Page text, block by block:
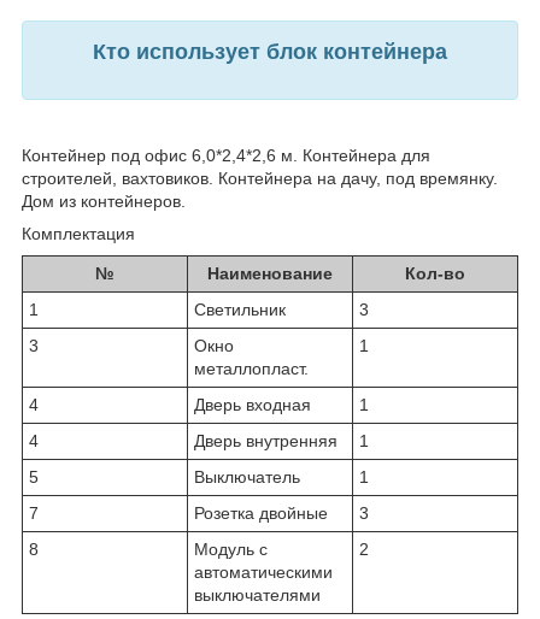
​Кто использует блок контейнера
Контейнер под офис 6,0*2,4*2,6 м. Контейнера для
строителей, вахтовиков. Контейнера на дачу, под времянку.
Дом из контейнеров.
Комплектация
№ Наименование
Кол-во
1
Светильник
3
3
Окно
металлопласт.
1
4 Дверь входная
1
4
Дверь внутренняя
1
5
Выключатель
1
7
Розетка двойные
3
8
Модуль с
автоматическими
выключателями
2